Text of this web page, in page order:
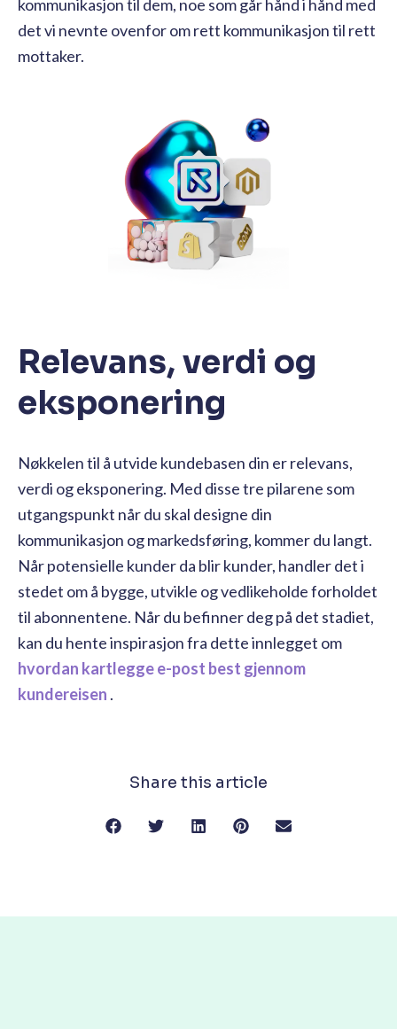
kommunikasjon til dem, noe som går hånd i hånd med
det vi nevnte ovenfor om rett kommunikasjon til rett
mottaker.
Relevans, verdi og
eksponering
Nøkkelen til å utvide kundebasen din er relevans,
verdi og eksponering. Med disse tre pilarene som
utgangspunkt når du skal designe din
kommunikasjon og markedsføring, kommer du langt.
Når potensielle kunder da blir kunder, handler det i
stedet om å bygge, utvikle og vedlikeholde forholdet
til abonnentene. Når du befinner deg på det stadiet,
kan du hente inspirasjon fra dette innlegget om
hvordan kartlegge e-post best gjennom
kundereisen .
Share this article